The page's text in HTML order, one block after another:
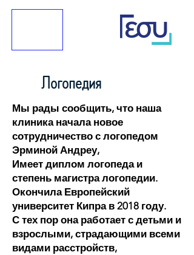
Логопедия
Мы рады сообщить, что наша
клиника начала новое
сотрудничество с логопедом
Эрминой Андреу,
Имеет диплом логопеда и
степень магистра логопедии.
Окончила Европейский
университет Кипра в 2018 году.
С тех пор она работает с детьми и
взрослыми, страдающими всеми
видами расстройств,